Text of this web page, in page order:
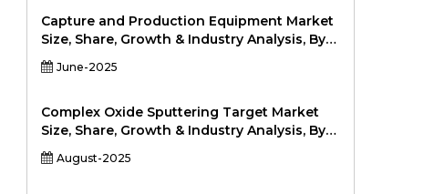
GHz), By Application (Telecom, Aerospace &
Defense, Data Centers, Test & Measurement,
Automotive, Industrial), Large Enterprises),
By最终用户（OEM，系统集成商，政府和国防机
Capture and Production Equipment Market
Size, Share, Growth & Industry Analysis, By
Product Type (Cameras, Camcorders, Audio
Equipment, Video Switchers, Lighting
Application (Film & Cinema Production,
Broadcasting, Corporate Video, Educational
Content, Live Events, Online Streaming), By
End-User (Professional Studios, Freelancers
June-2025
Complex Oxide Sputtering Target Market
Size, Share, Growth & Industry Analysis, By
Material Type (Indium Tin Oxide (ITO), Zinc
Oxide (ZnO), Barium Titanate, Lanthanum
August-2025